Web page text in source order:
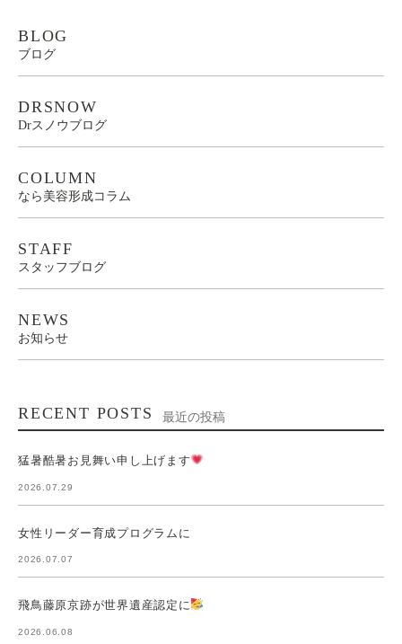
BLOG
ブログ
DRSNOW
Drスノウブログ
COLUMN
なら美容形成コラム
STAFF
スタッフブログ
NEWS
お知らせ
RECENT POSTS 最近の投稿
猛暑酷暑お見舞い申し上げます
2026.07.29
女性リーダー育成プログラムに
2026.07.07
飛鳥藤原京跡が世界遺産認定に
2026.06.08